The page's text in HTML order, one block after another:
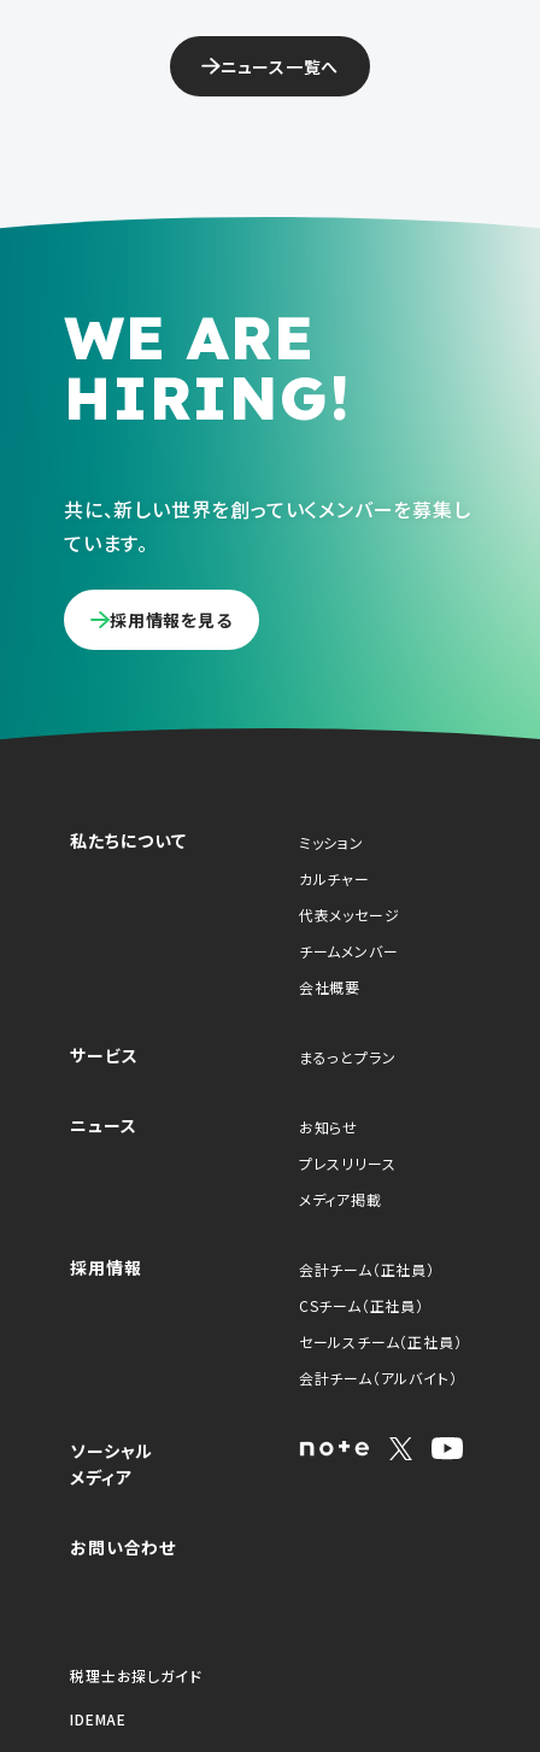
ニュース一覧へ
WE ARE
HIRING!
共に、新しい世界を創っていくメンバーを募集し
ています。
採用情報を見る
私たちについて
ミッション
カルチャー
代表メッセージ
チームメンバー
会社概要
サービス まるっとプラン
ニュース
お知らせ
プレスリリース
メディア掲載
採用情報
会計チーム（正社員）
CSチーム（正社員）
セールスチーム（正社員）
会計チーム（アルバイト）
ソーシャル
メディア
お問い合わせ
税理士お探しガイド
IDEMAE